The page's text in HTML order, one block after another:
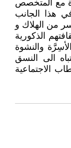
مع المتخصص
هذا الجانب
من الهلاك و
الذكورية
والنشوة
الى النسق
الاجتماعية